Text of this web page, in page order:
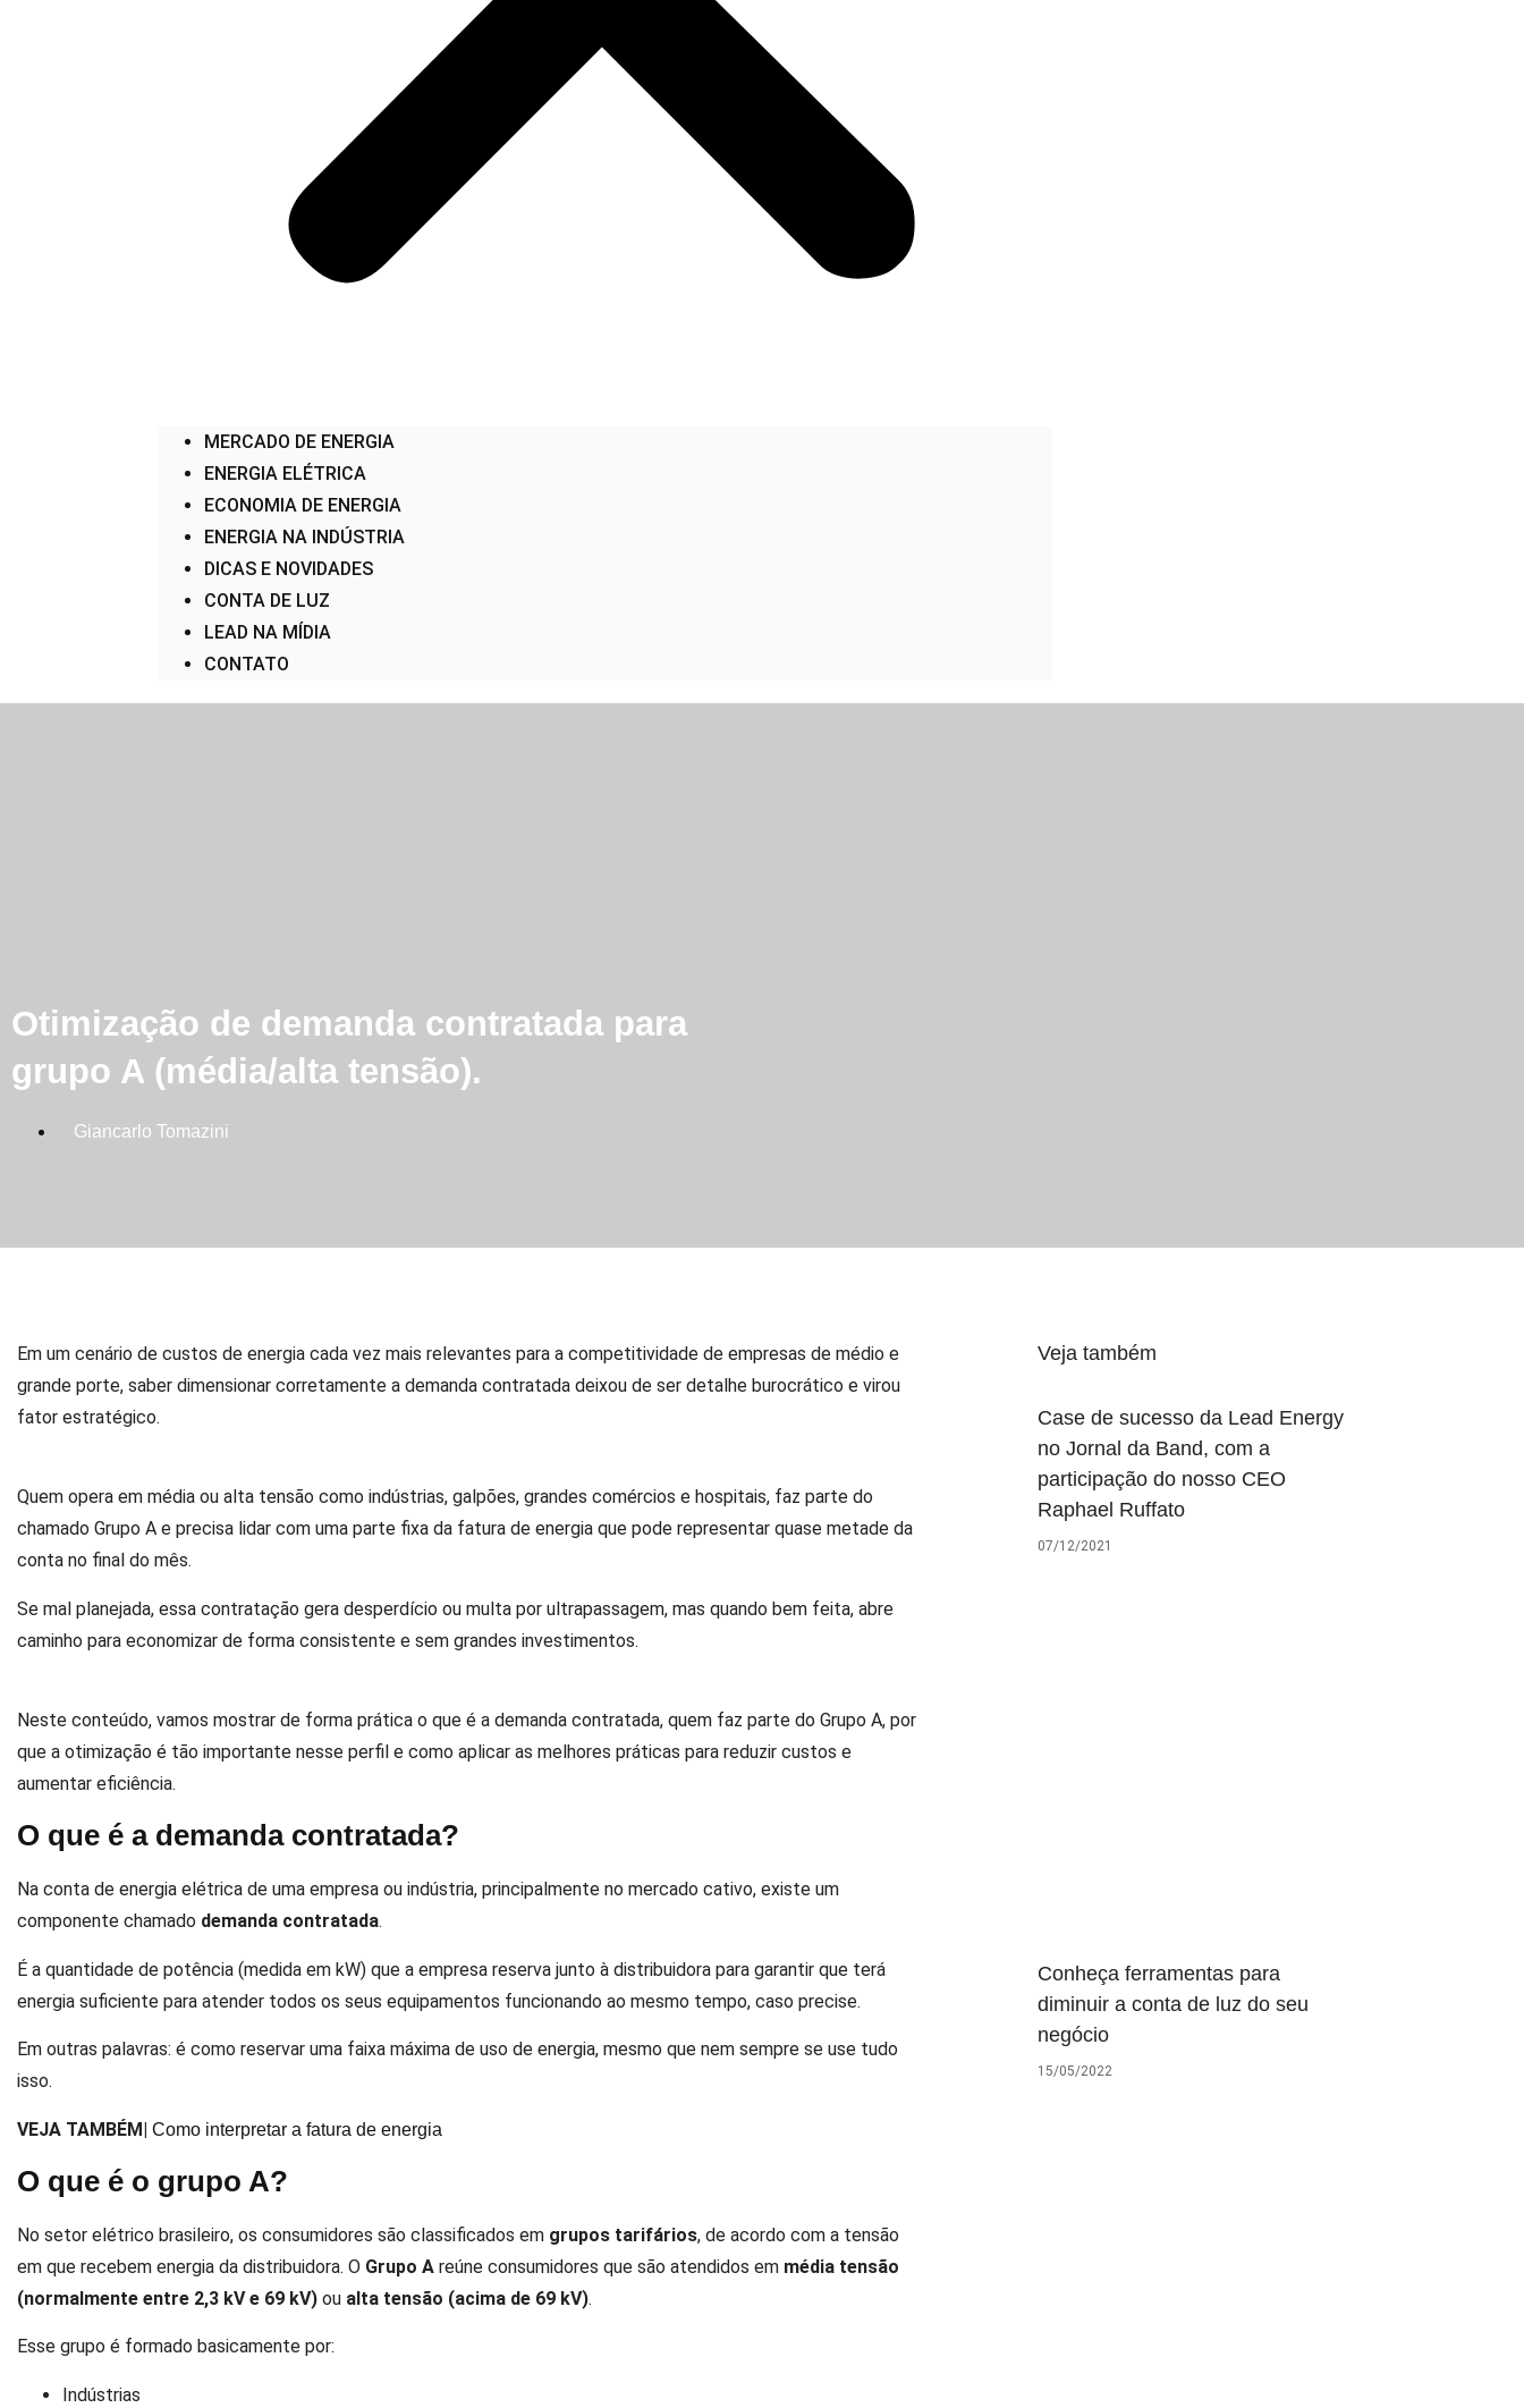
MERCADO DE ENERGIA
ENERGIA ELÉTRICA
ECONOMIA DE ENERGIA
ENERGIA NA INDÚSTRIA
DICAS E NOVIDADES
CONTA DE LUZ
LEAD NA MÍDIA
CONTATO
Otimização de demanda contratada para
grupo A (média/alta tensão).
Giancarlo Tomazini
Em um cenário de custos de energia cada vez mais relevantes para a competitividade de empresas de médio e
grande porte, saber dimensionar corretamente a demanda contratada deixou de ser detalhe burocrático e virou
fator estratégico.
Quem opera em média ou alta tensão como indústrias, galpões, grandes comércios e hospitais, faz parte do
chamado Grupo A e precisa lidar com uma parte fixa da fatura de energia que pode representar quase metade da
conta no final do mês.
Se mal planejada, essa contratação gera desperdício ou multa por ultrapassagem, mas quando bem feita, abre
caminho para economizar de forma consistente e sem grandes investimentos.
Neste conteúdo, vamos mostrar de forma prática o que é a demanda contratada, quem faz parte do Grupo A, por
que a otimização é tão importante nesse perfil e como aplicar as melhores práticas para reduzir custos e
aumentar eficiência.
O que é a demanda contratada?
Na conta de energia elétrica de uma empresa ou indústria, principalmente no mercado cativo, existe um
componente chamado demanda contratada.
É a quantidade de potência (medida em kW) que a empresa reserva junto à distribuidora para garantir que terá
energia suficiente para atender todos os seus equipamentos funcionando ao mesmo tempo, caso precise.
Em outras palavras: é como reservar uma faixa máxima de uso de energia, mesmo que nem sempre se use tudo
isso.
VEJA TAMBÉM| Como interpretar a fatura de energia
O que é o grupo A?
No setor elétrico brasileiro, os consumidores são classificados em grupos tarifários, de acordo com a tensão
em que recebem energia da distribuidora. O Grupo A reúne consumidores que são atendidos em média tensão
(normalmente entre 2,3 kV e 69 kV) ou alta tensão (acima de 69 kV).
Esse grupo é formado basicamente por:
Indústrias
Veja também
Case de sucesso da Lead Energy
no Jornal da Band, com a
participação do nosso CEO
Raphael Ruffato
07/12/2021
Conheça ferramentas para
diminuir a conta de luz do seu
negócio
15/05/2022